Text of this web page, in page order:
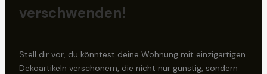
verschwenden!
Stell dir vor, du könntest deine Wohnung mit einzigartigen
Dekoartikeln verschönern, die nicht nur günstig, sondern